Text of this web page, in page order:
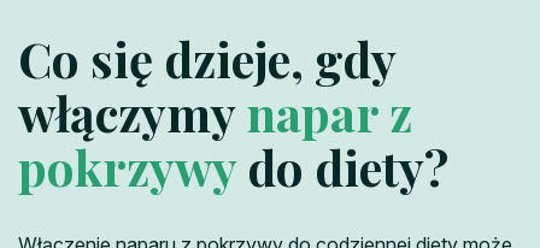
Co się dzieje, gdy
włączymynapar z
pokrzywydo diety?